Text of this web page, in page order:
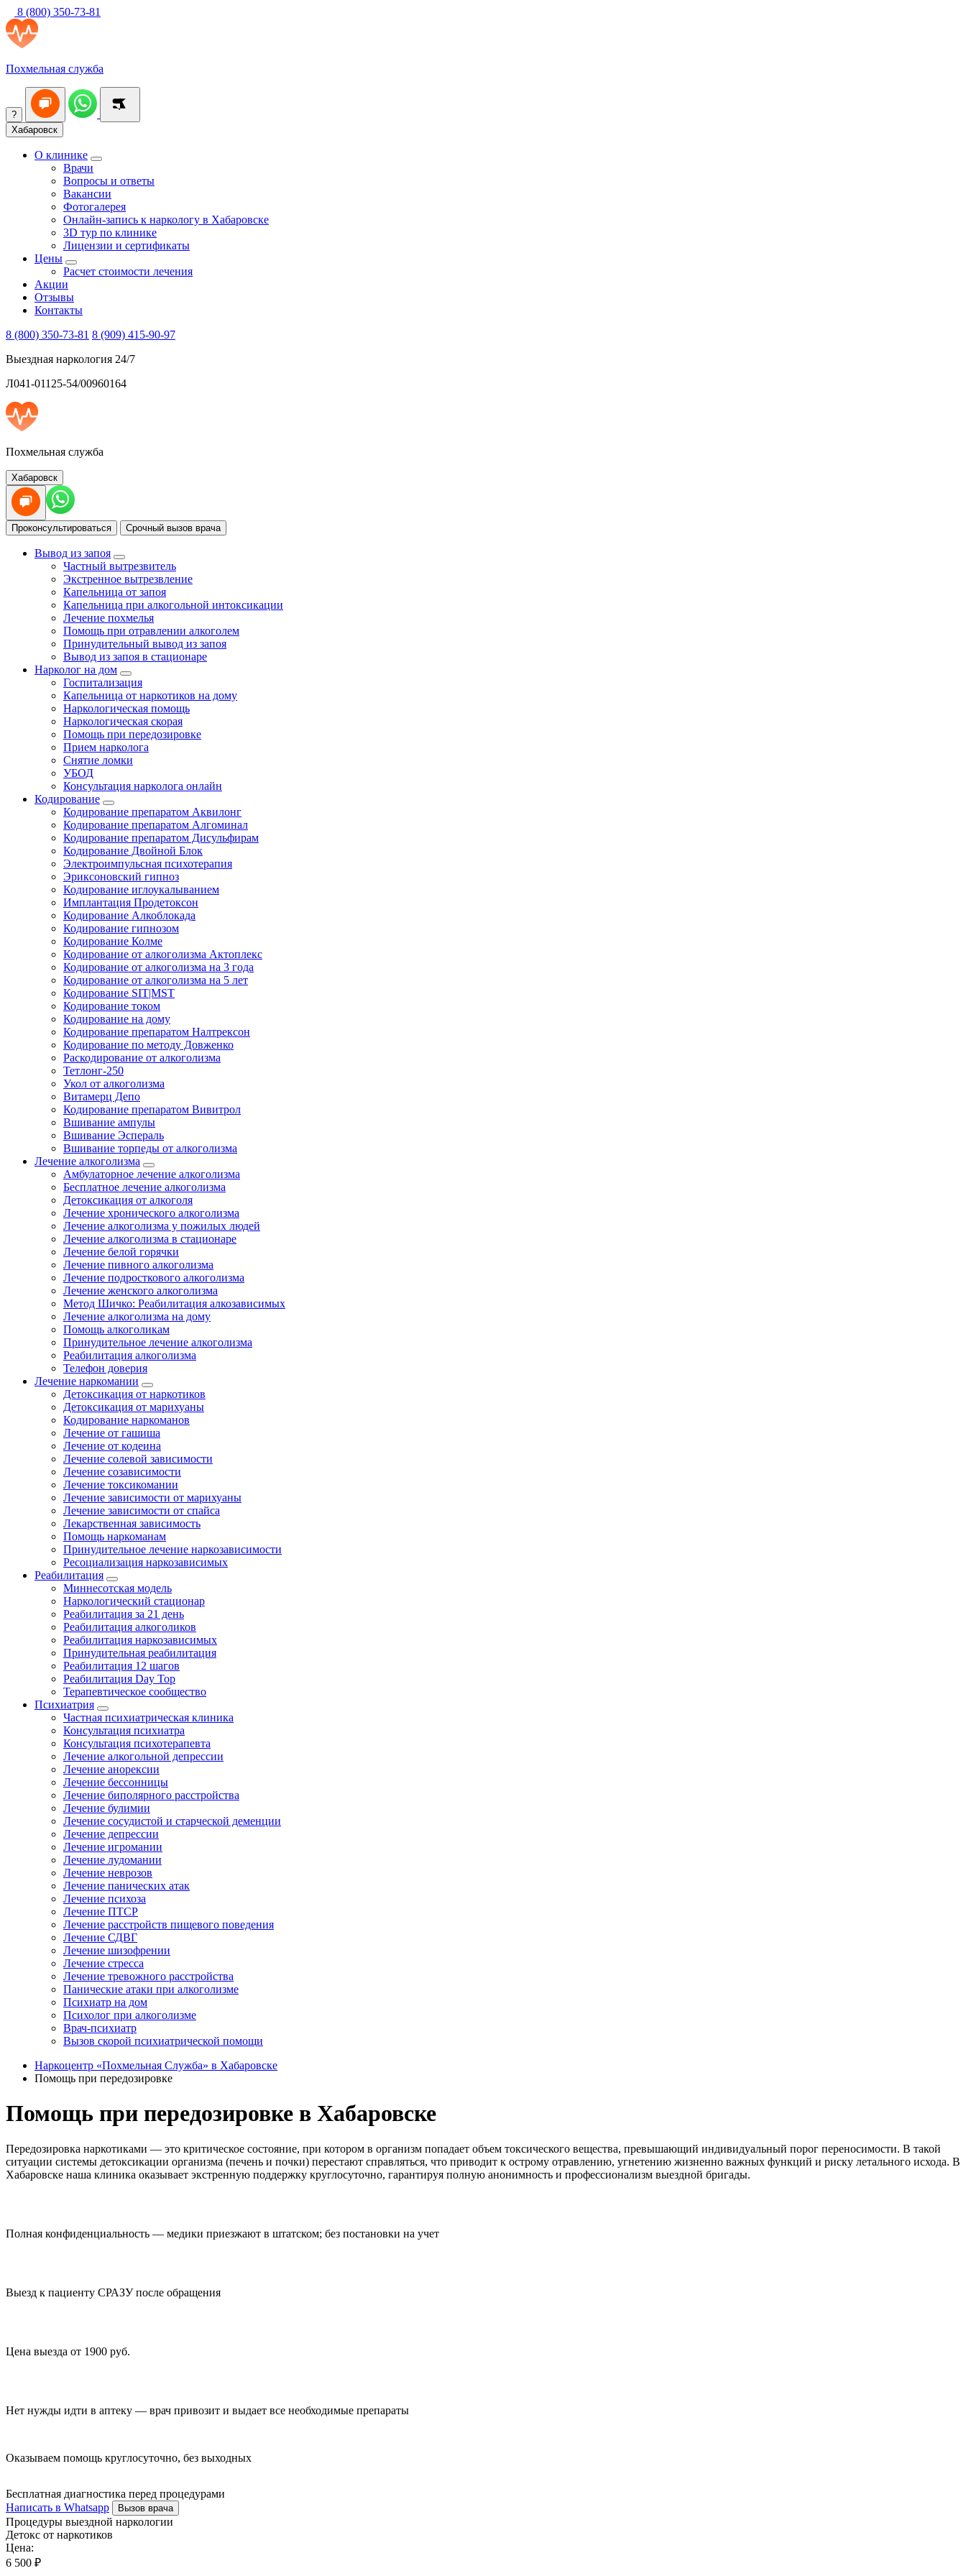
8 (800) 350-73-81
Похмельная служба
?
Хабаровск
О клинике
Врачи
Вопросы и ответы
Вакансии
Фотогалерея
Онлайн-запись к наркологу в Хабаровске
3D тур по клинике
Лицензии и сертификаты
Цены
Расчет стоимости лечения
Акции
Отзывы
Контакты
8 (800) 350-73-81 8 (909) 415-90-97
Выездная наркология 24/7
Л041-01125-54/00960164
Похмельная служба
Хабаровск
Проконсультироваться Срочный вызов врача
Вывод из запоя
Частный вытрезвитель
Экстренное вытрезвление
Капельница от запоя
Капельница при алкогольной интоксикации
Лечение похмелья
Помощь при отравлении алкоголем
Принудительный вывод из запоя
Вывод из запоя в стационаре
Нарколог на дом
Госпитализация
Капельница от наркотиков на дому
Наркологическая помощь
Наркологическая скорая
Помощь при передозировке
Прием нарколога
Снятие ломки
УБОД
Консультация нарколога онлайн
Кодирование
Кодирование препаратом Аквилонг
Кодирование препаратом Алгоминал
Кодирование препаратом Дисульфирам
Кодирование Двойной Блок
Электроимпульсная психотерапия
Эриксоновский гипноз
Кодирование иглоукалыванием
Имплантация Продетоксон
Кодирование Алкоблокада
Кодирование гипнозом
Кодирование Колме
Кодирование от алкоголизма Актоплекс
Кодирование от алкоголизма на 3 года
Кодирование от алкоголизма на 5 лет
Кодирование SIT|MST
Кодирование током
Кодирование на дому
Кодирование препаратом Налтрексон
Кодирование по методу Довженко
Раскодирование от алкоголизма
Тетлонг-250
Укол от алкоголизма
Витамерц Депо
Кодирование препаратом Вивитрол
Вшивание ампулы
Вшивание Эспераль
Вшивание торпеды от алкоголизма
Лечение алкоголизма
Амбулаторное лечение алкоголизма
Бесплатное лечение алкоголизма
Детоксикация от алкоголя
Лечение хронического алкоголизма
Лечение алкоголизма у пожилых людей
Лечение алкоголизма в стационаре
Лечение белой горячки
Лечение пивного алкоголизма
Лечение подросткового алкоголизма
Лечение женского алкоголизма
Метод Шичко: Реабилитация алкозависимых
Лечение алкоголизма на дому
Помощь алкоголикам
Принудительное лечение алкоголизма
Реабилитация алкоголизма
Телефон доверия
Лечение наркомании
Детоксикация от наркотиков
Детоксикация от марихуаны
Кодирование наркоманов
Лечение от гашиша
Лечение от кодеина
Лечение солевой зависимости
Лечение созависимости
Лечение токсикомании
Лечение зависимости от марихуаны
Лечение зависимости от спайса
Лекарственная зависимость
Помощь наркоманам
Принудительное лечение наркозависимости
Ресоциализация наркозависимых
Реабилитация
Миннесотская модель
Наркологический стационар
Реабилитация за 21 день
Реабилитация алкоголиков
Реабилитация наркозависимых
Принудительная реабилитация
Реабилитация 12 шагов
Реабилитация Day Top
Терапевтическое сообщество
Психиатрия
Частная психиатрическая клиника
Консультация психиатра
Консультация психотерапевта
Лечение алкогольной депрессии
Лечение анорексии
Лечение бессонницы
Лечение биполярного расстройства
Лечение булимии
Лечение сосудистой и старческой деменции
Лечение депрессии
Лечение игромании
Лечение лудомании
Лечение неврозов
Лечение панических атак
Лечение психоза
Лечение ПТСР
Лечение расстройств пищевого поведения
Лечение СДВГ
Лечение шизофрении
Лечение стресса
Лечение тревожного расстройства
Панические атаки при алкоголизме
Психиатр на дом
Психолог при алкоголизме
Врач-психиатр
Вызов скорой психиатрической помощи
Наркоцентр «Похмельная Служба» в Хабаровске
Помощь при передозировке
Помощь при передозировке в Хабаровске
Передозировка наркотиками — это критическое состояние, при котором в организм попадает объем токсического вещества, превышающий индивидуальный порог переносимости. В такой
ситуации системы детоксикации организма (печень и почки) перестают справляться, что приводит к острому отравлению, угнетению жизненно важных функций и риску летального исхода. В
Хабаровске наша клиника оказывает экстренную поддержку круглосуточно, гарантируя полную анонимность и профессионализм выездной бригады.
Полная конфиденциальность — медики приезжают в штатском; без постановки на учет
Выезд к пациенту СРАЗУ после обращения
Цена выезда от 1900 руб.
Нет нужды идти в аптеку — врач привозит и выдает все необходимые препараты
Оказываем помощь круглосуточно, без выходных
Бесплатная диагностика перед процедурами
Написать в Whatsapp
Вызов врача
Процедуры выездной наркологии
Детокс от наркотиков
Цена:
6 500 ₽